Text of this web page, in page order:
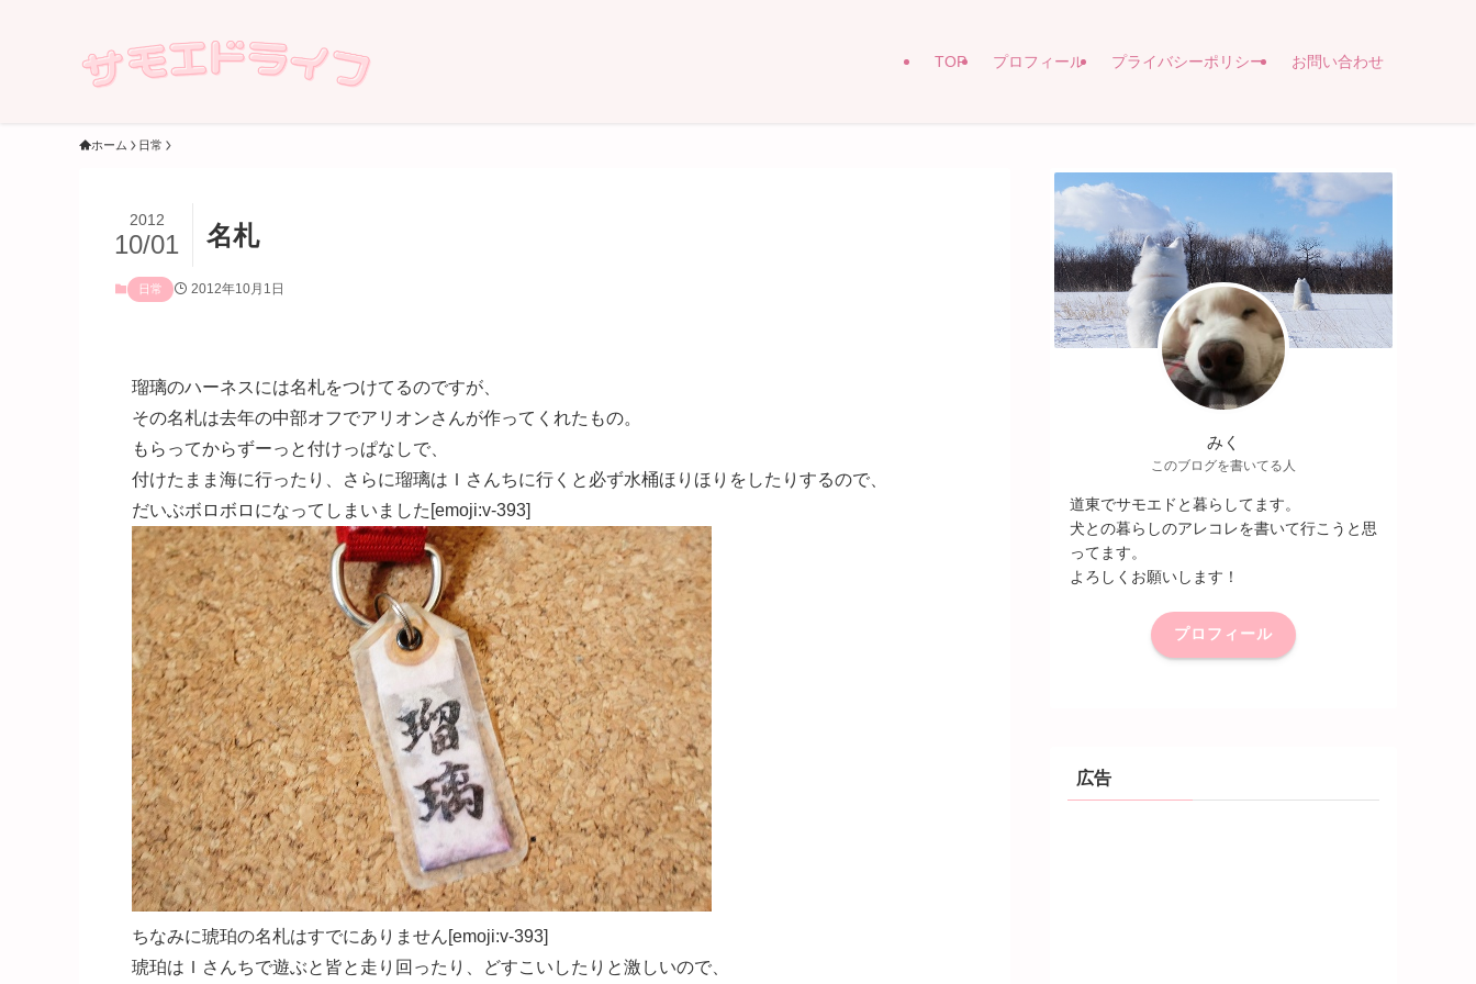
TOP プロフィール プライバシーポリシー お問い合わせ
ホーム 日常
名札
2012
10/01
日常 2012年10月1日
瑠璃のハーネスには名札をつけてるのですが、
その名札は去年の中部オフでアリオンさんが作ってくれたもの。
もらってからずーっと付けっぱなしで、
付けたまま海に行ったり、さらに瑠璃はＩさんちに行くと必ず水桶ほりほりをしたりするので、
だいぶボロボロになってしまいました[emoji:v-393]
ちなみに琥珀の名札はすでにありません[emoji:v-393]
琥珀はＩさんちで遊ぶと皆と走り回ったり、どすこいしたりと激しいので、
みく
このブログを書いてる人
道東でサモエドと暮らしてます。
犬との暮らしのアレコレを書いて行こうと思
ってます。
よろしくお願いします！
プロフィール
広告